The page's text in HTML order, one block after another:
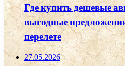
Где купить дешевые
выгодные
перелете
27.05.2026